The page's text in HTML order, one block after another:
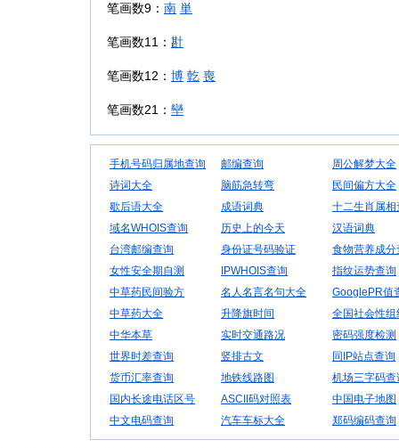
笔画数9： 南 単
笔画数11： 卙
笔画数12： 博 亁 喪
笔画数21： 卛
手机号码归属地查询 邮编查询
周公解梦大全
诗词大全
脑筋急转弯
民间偏方大全
歇后语大全
成语词典
十二生肖属相
域名WHOIS查询
历史上的今天
汉语词典
台湾邮编查询
身份证号码验证
食物营养成分
女性安全期自测
IPWHOIS查询
指纹运势查询
中草药民间验方
名人名言名句大全
GooglePR值
中草药大全
升降旗时间
全国社会性组
中华本草
实时交通路况
密码强度检测
世界时差查询
竖排古文
同IP站点查询
货币汇率查询
地铁线路图
机场三字码查
国内长途电话区号
ASCII码对照表
中国电子地图
中文电码查询
汽车车标大全 郑码编码查询